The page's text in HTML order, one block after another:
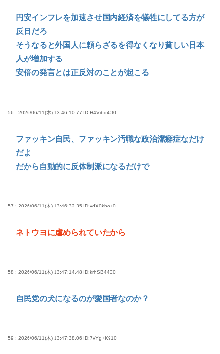
円安インフレを加速させ国内経済を犠牲にしてる方が
反日だろ
そうなると外国人に頼らざるを得なくなり貧しい日本
人が増加する
安倍の発言とは正反対のことが起こる
56 : 2026/06/11(木) 13:46:10.77 ID:H4Vibd4O0
ファッキン自民、ファッキン汚職な政治潔癖症なだけ
だよ
だから自動的に反体制派になるだけで
57 : 2026/06/11(木) 13:46:32.35 ID:vdX0kho+0
ネトウヨに虐められていたから
58 : 2026/06/11(木) 13:47:14.48 ID:krhSB44C0
自民党の犬になるのが愛国者なのか？
59 : 2026/06/11(木) 13:47:38.06 ID:7vYg+K910